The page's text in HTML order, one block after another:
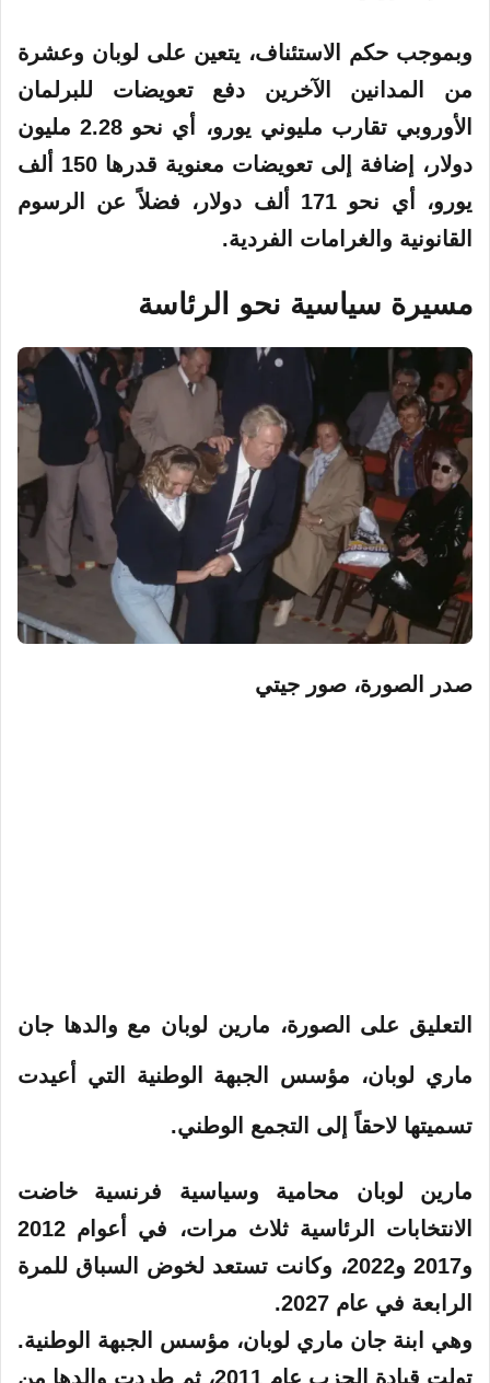
وبموجب حكم الاستئناف، يتعين على لوبان وعشرة
من المدانين الآخرين دفع تعويضات للبرلمان
الأوروبي تقارب مليوني يورو، أي نحو 2.28 مليون
دولار، إضافة إلى تعويضات معنوية قدرها 150 ألف
يورو، أي نحو 171 ألف دولار، فضلاً عن الرسوم
القانونية والغرامات الفردية.
مسيرة سياسية نحو الرئاسة
صدر الصورة، صور جيتي
التعليق على الصورة، مارين لوبان مع والدها جان
ماري لوبان، مؤسس الجبهة الوطنية التي أعيدت
تسميتها لاحقاً إلى التجمع الوطني.
مارين لوبان محامية وسياسية فرنسية خاضت
الانتخابات الرئاسية ثلاث مرات، في أعوام 2012
و2017 و2022، وكانت تستعد لخوض السباق للمرة
الرابعة في عام 2027.
وهي ابنة جان ماري لوبان، مؤسس الجبهة الوطنية.
تولت قيادة الحزب عام 2011، ثم طردت والدها من